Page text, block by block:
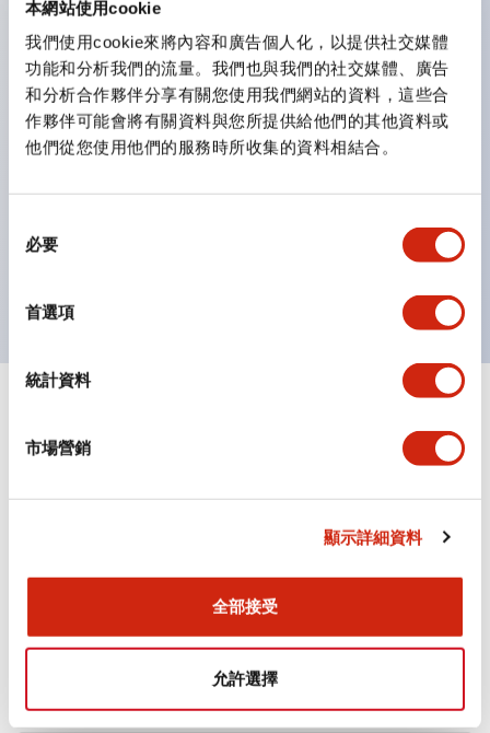
本網站使用cookie
我們使用cookie來將內容和廣告個人化，以提供社交媒體
功能和分析我們的流量。我們也與我們的社交媒體、廣告
和分析合作夥伴分享有關您使用我們網站的資料，這些合
作夥伴可能會將有關資料與您所提供給他們的其他資料或
他們從您使用他們的服務時所收集的資料相結合。
必要
首選項
統計資料
市場營銷
顯示詳細資料
全部接受
允許選擇
三種功能集結於一顆開關。
完整支援全球各地需求的多種電壓規格。
一顆 LED 燈泡即可呈現六種顏色（LSRD 燈泡）。以往
需分色管理的 LED 燈泡，如今可用單一顆燈泡呈現多種
顏色。
符合 ISO 3864-4 安全色規範：在危險或緊急狀況下，